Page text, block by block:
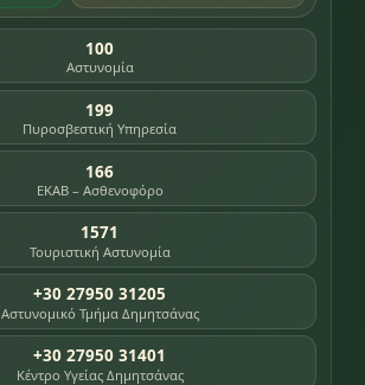
100
Αστυνομία
199
Πυροσβεστική Υπηρεσία
166
ΕΚΑΒ – Ασθενοφόρο
1571
Τουριστική Αστυνομία
+30 27950 31205
Αστυνομικό Τμήμα Δημητσάνας
+30 27950 31401
Κέντρο Υγείας Δημητσάνας